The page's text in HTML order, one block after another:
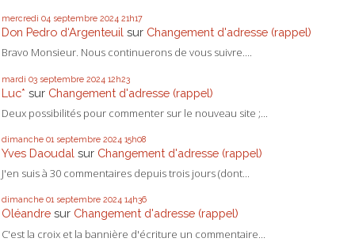
mercredi 04 septembre 2024 21h17
Don Pedro d‘Argenteuil sur Changement d'adresse (rappel)
Bravo Monsieur. Nous continuerons de vous suivre....
mardi 03 septembre 2024 12h23
Luc* sur Changement d'adresse (rappel)
Deux possibilités pour commenter sur le nouveau site ;...
dimanche 01 septembre 2024 15h08
Yves Daoudal sur Changement d'adresse (rappel)
J'en suis à 30 commentaires depuis trois jours (dont...
dimanche 01 septembre 2024 14h36
Oléandre sur Changement d'adresse (rappel)
C'est la croix et la bannière d'écriture un commentaire...